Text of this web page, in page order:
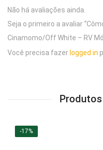
Não há avaliações ainda.
Seja o primeiro a avaliar
Cinamomo/Off White – RV
Você precisa fazer logged in
-17%